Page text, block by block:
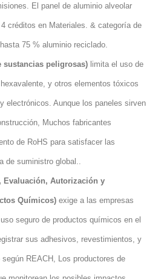
El panel de aluminio alveolar
créditos en Materiales. & categoría de
75 % aluminio reciclado.
sustancias peligrosas)limita el uso de
y otros elementos tóxicos
electrónicos. Aunque los paneles sirven
Muchos fabricantes
de RoHS para satisfacer las
de suministro global..
Evaluación, Autorización y
Químicos)exige a las empresas
seguro de productos químicos en el
sus adhesivos, revestimientos, y
REACH, Los productores de